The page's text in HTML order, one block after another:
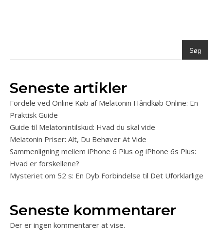
Søg
Seneste artikler
Fordele ved Online Køb af Melatonin Håndkøb Online: En
Praktisk Guide
Guide til Melatonintilskud: Hvad du skal vide
Melatonin Priser: Alt, Du Behøver At Vide
Sammenligning mellem iPhone 6 Plus og iPhone 6s Plus:
Hvad er forskellene?
Mysteriet om 52 s: En Dyb Forbindelse til Det Uforklarlige
Seneste kommentarer
Der er ingen kommentarer at vise.